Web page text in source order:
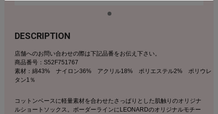
DESCRIPTION
店舗へのお問い合わせの際は下記品番をお伝え下さい。
商品番号：S52F751767
素材：綿43% ナイロン36% アクリル18% ポリエステル2% ポリウレ
タン1％
コットンベースに軽量素材を合わせたさっぱりとした肌触りのオリジナ
ルショートソックス。ボーダーラインにLEONARDのオリジナルモチー